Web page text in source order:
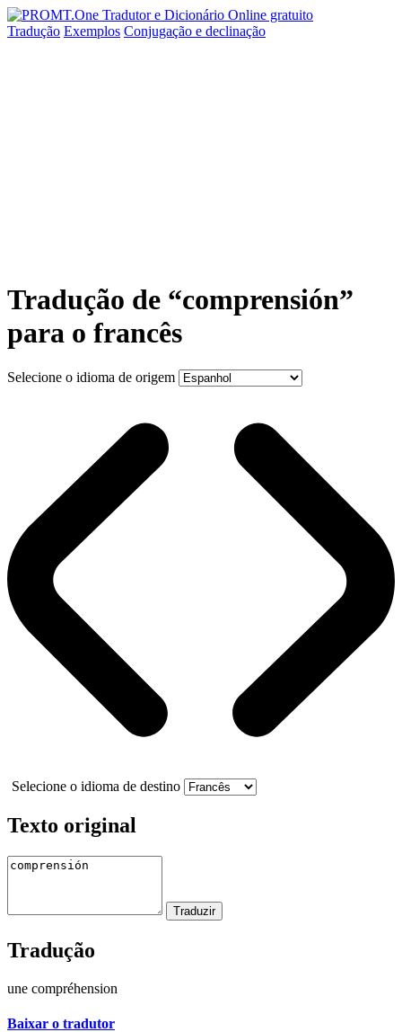
Tradução Exemplos Conjugação e declinação
Tradução de “comprensión”
para o francês
Selecione o idioma de origem
Selecione o idioma de destino
Texto original
Tradução
une compréhension
Baixar o tradutor